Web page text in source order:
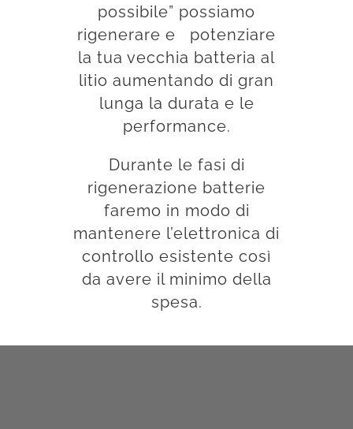
possibile” possiamo
rigenerare e potenziare
la tua vecchia batteria al
litio aumentando di gran
lunga la durata e le
performance.
Durante le fasi di
rigenerazione batterie
faremo in modo di
mantenere l’elettronica di
controllo esistente così
da avere il minimo della
spesa.